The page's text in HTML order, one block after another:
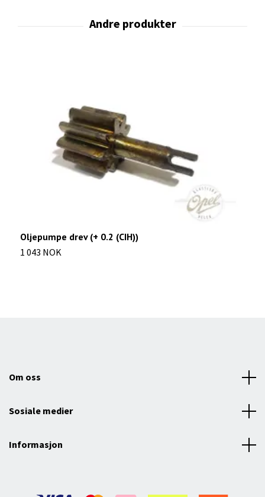
Oljepumpe drev (+ 0.2 (CIH))
1 043 NOK
Om oss
Sosiale medier
Informasjon